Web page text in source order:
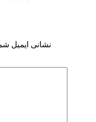
نشانی ایمیل